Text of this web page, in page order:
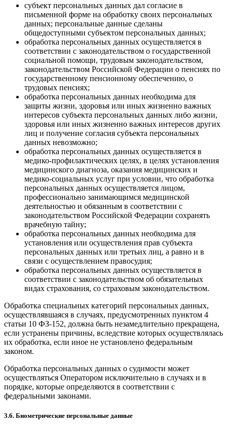
субъект персональных данных дал согласие в
письменной форме на обработку своих персональных
данных; персональные данные сделаны
общедоступными субъектом персональных данных;
обработка персональных данных осуществляется в
соответствии с законодательством о государственной
социальной помощи, трудовым законодательством,
законодательством Российской Федерации о пенсиях по
государственному пенсионному обеспечению, о
трудовых пенсиях;
обработка персональных данных необходима для
защиты жизни, здоровья или иных жизненно важных
интересов субъекта персональных данных либо жизни,
здоровья или иных жизненно важных интересов других
лиц и получение согласия субъекта персональных
данных невозможно;
обработка персональных данных осуществляется в
медико-профилактических целях, в целях установления
медицинского диагноза, оказания медицинских и
медико-социальных услуг при условии, что обработка
персональных данных осуществляется лицом,
профессионально занимающимся медицинской
деятельностью и обязанным в соответствии с
законодательством Российской Федерации сохранять
врачебную тайну;
обработка персональных данных необходима для
установления или осуществления прав субъекта
персональных данных или третьих лиц, а равно и в
связи с осуществлением правосудия;
обработка персональных данных осуществляется в
соответствии с законодательством об обязательных
видах страхования, со страховым законодательством.
Обработка специальных категорий персональных данных,
осуществлявшаяся в случаях, предусмотренных пунктом 4
статьи 10 ФЗ-152, должна быть незамедлительно прекращена,
если устранены причины, вследствие которых осуществлялась
их обработка, если иное не установлено федеральным
законом.
Обработка персональных данных о судимости может
осуществляться Оператором исключительно в случаях и в
порядке, которые определяются в соответствии с
федеральными законами.
3.6. Биометрические персональные данные